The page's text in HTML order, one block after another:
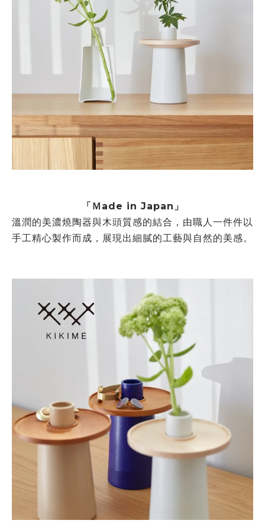
「Ｍade in Japan」
溫潤的美濃燒陶器與木頭質感的結合，由職人一件件以
手工精心製作而成，展現出細膩的工藝與自然的美感。